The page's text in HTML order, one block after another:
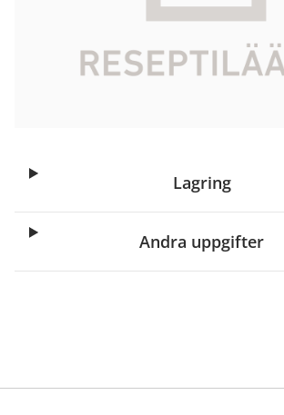
Check Kela-compensation
Börja receptbeställning
Lagring
Andra uppgifter